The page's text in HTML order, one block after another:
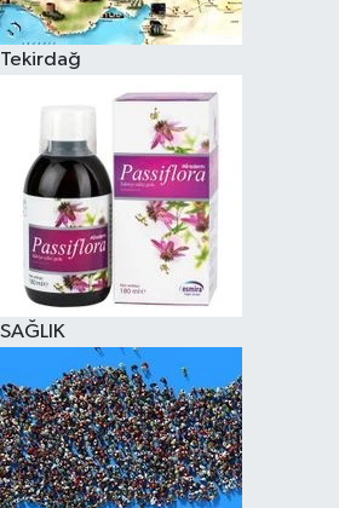
Tekirdağ
SAĞLIK